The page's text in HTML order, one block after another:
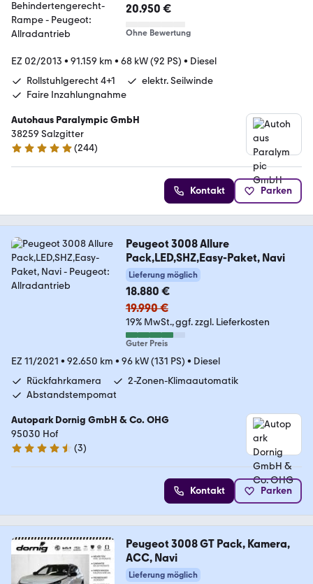
20.950 €
Ohne Bewertung
EZ 02/2013 • 91.159 km • 68 kW (92 PS) • Diesel
Rollstuhlgerecht 4+1
elektr. Seilwinde
Faire Inzahlungnahme
Autohaus Paralympic GmbH
38259 Salzgitter
5 Sterne
(244)
Kontakt Parken
Peugeot 3008 Allure
Pack,LED,SHZ,Easy-Paket, Navi
Lieferung möglich
18.880 €
19.990 €
19% MwSt. ggf. zzgl. Lieferkosten
Guter Preis
EZ 11/2021 • 92.650 km • 96 kW (131 PS) • Diesel
Rückfahrkamera
2-Zonen-Klimaautomatik
Abstandstempomat
Autopark Dornig GmbH & Co. OHG
95030 Hof
4.7 Sterne
(3)
Kontakt Parken
Peugeot 3008 GT Pack, Kamera,
ACC, Navi
Lieferung möglich